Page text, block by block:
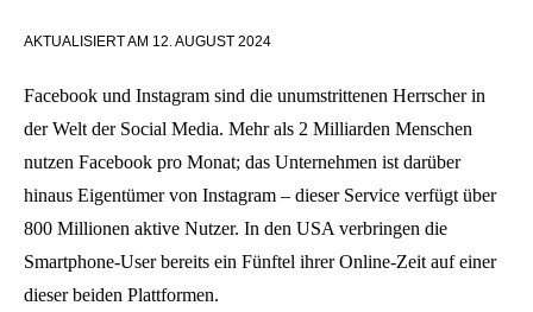
AKTUALISIERT AM 12. AUGUST 2024
Facebook und Instagram sind die unumstrittenen Herrscher in
der Welt der Social Media. Mehr als 2 Milliarden Menschen
nutzen Facebook pro Monat; das Unternehmen ist darüber
hinaus Eigentümer von Instagram – dieser Service verfügt über
800 Millionen aktive Nutzer. In den USA verbringen die
Smartphone-User bereits ein Fünftel ihrer Online-Zeit auf einer
dieser beiden Plattformen.